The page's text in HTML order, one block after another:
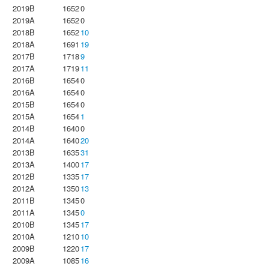
2019B
16520
2019A
16520
2018B
165210
2018A
1691 19
2017B
17189
2017A
171911
2016B
16540
2016A
16540
2015B
16540
2015A
16541
2014B
16400
2014A
164020
2013B
163531
2013A
140017
2012B
133517
2012A
135013
2011B
13450
2011A
13450
2010B
134517
2010A
121010
2009B
122017
2009A
108516